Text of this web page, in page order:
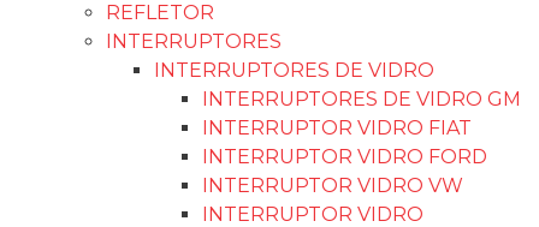
REFLETOR
INTERRUPTORES
INTERRUPTORES DE VIDRO
INTERRUPTORES DE VIDRO GM
INTERRUPTOR VIDRO FIAT
INTERRUPTOR VIDRO FORD
INTERRUPTOR VIDRO VW
INTERRUPTOR VIDRO